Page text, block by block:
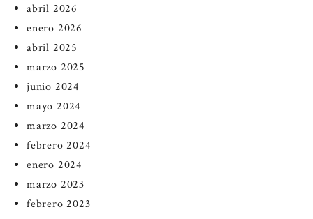
abril 2026
enero 2026
abril 2025
marzo 2025
junio 2024
mayo 2024
marzo 2024
febrero 2024
enero 2024
marzo 2023
febrero 2023